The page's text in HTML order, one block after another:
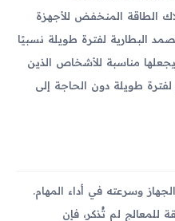
الطاقة المنخفض للأجهزة
البطارية لفترة طويلة نسبيًا
مناسبة للأشخاص الذين
طويلة دون الحاجة إلى
وسرعته في أداء المهام.
للمعالج لم تُذكر، فإن